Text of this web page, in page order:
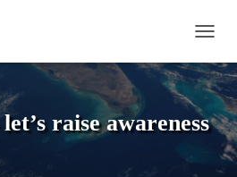
raise awareness